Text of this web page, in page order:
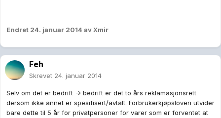
Endret 24. januar 2014 av Xmir
Feh
Skrevet 24. januar 2014
Selv om det er bedrift -> bedrift er det to års reklamasjonsrett
dersom ikke annet er spesifisert/avtalt. Forbrukerkjøpsloven utvider
bare dette til 5 år for privatpersoner for varer som er forventet at